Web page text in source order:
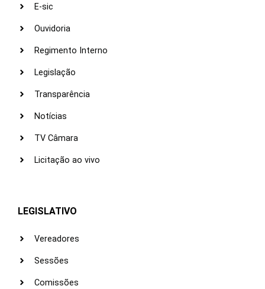
E-sic
Ouvidoria
Regimento Interno
Legislação
Transparência
Notícias
TV Câmara
Licitação ao vivo
LEGISLATIVO
Vereadores
Sessões
Comissões